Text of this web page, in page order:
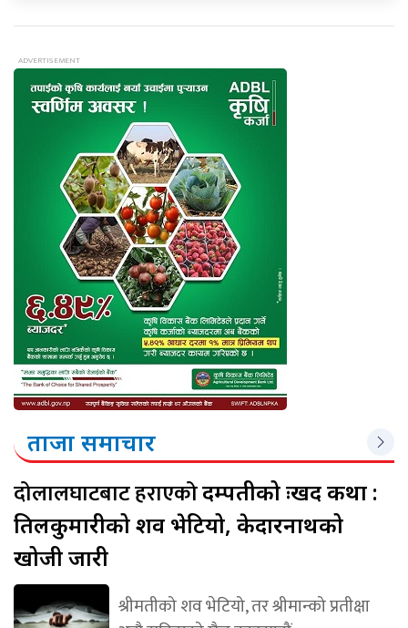
ताजा समाचार
दोलालघाटबाट हराएकोदम्पतीको दुःखद कथा :
तिलकुमारीको शव भेटियो, केदारनाथको
खोजी जारी
श्रीमतीको शव भेटियो, तर श्रीमान्को प्रतीक्षा